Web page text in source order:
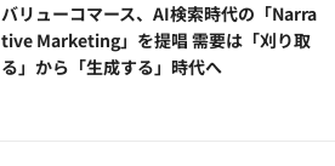
バリューコマース、AI検索時代の「Narra
tive Marketing」を提唱 需要は「刈り取
る」から「生成する」時代へ